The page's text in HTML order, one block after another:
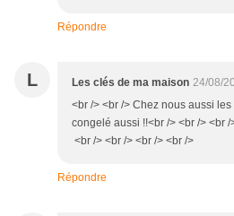
Répondre
L Les clés de ma maison 24/08/
<br /> <br /> Chez nous aussi
congelé aussi !!<br /> <br /> <br
<br /> <br /> <br /> <br />
Répondre